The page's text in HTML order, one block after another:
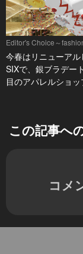
Editor's Choice～
今春はリニューア
SIXで、銀ブラデー
目のアパレルショッ
この記事へ
コメ